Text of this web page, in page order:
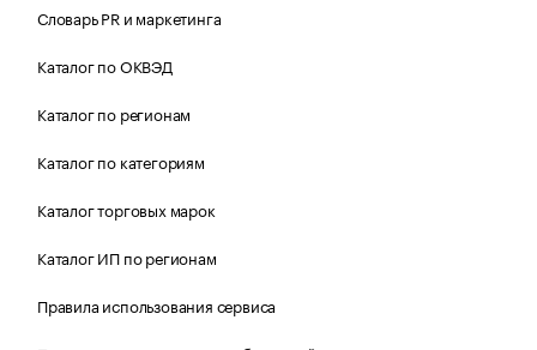
Словарь PR и маркетинга
Каталог по ОКВЭД
Каталог по регионам
Каталог по категориям
Каталог торговых марок
Каталог ИП по регионам
Правила использования сервиса